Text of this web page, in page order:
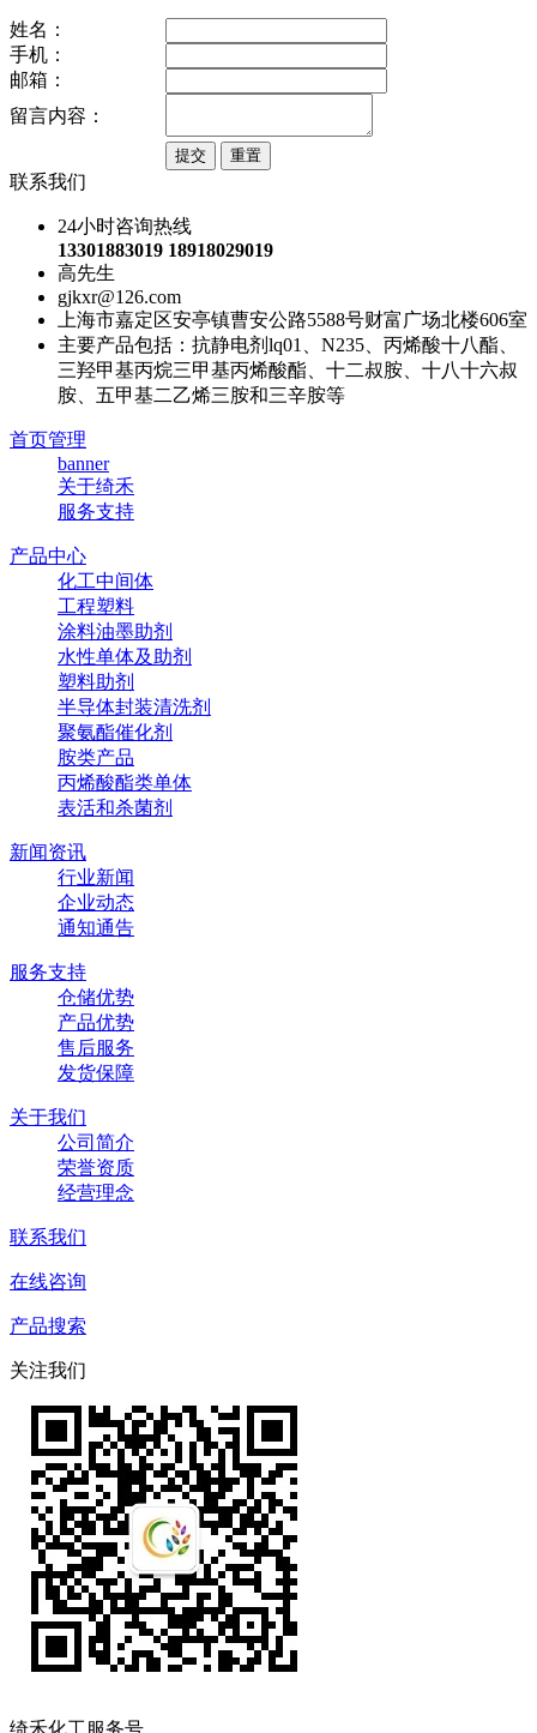
姓名：
手机：
邮箱：
留言内容：
联系我们
24小时咨询热线
13301883019 18918029019
高先生
gjkxr@126.com
上海市嘉定区安亭镇曹安公路5588号财富广场北楼606室
主要产品包括：抗静电剂lq01、N235、丙烯酸十八酯、
三羟甲基丙烷三甲基丙烯酸酯、十二叔胺、十八十六叔
胺、五甲基二乙烯三胺和三辛胺等
首页管理
banner
关于绮禾
服务支持
产品中心
化工中间体
工程塑料
涂料油墨助剂
水性单体及助剂
塑料助剂
半导体封装清洗剂
聚氨酯催化剂
胺类产品
丙烯酸酯类单体
表活和杀菌剂
新闻资讯
行业新闻
企业动态
通知通告
服务支持
仓储优势
产品优势
售后服务
发货保障
关于我们
公司简介
荣誉资质
经营理念
联系我们
在线咨询
产品搜索
关注我们
绮禾化工服务号